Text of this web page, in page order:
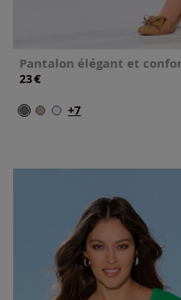
Pantalon élégant et
23€
+7